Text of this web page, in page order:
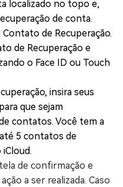
localizado no topo e,
de conta.
de Recuperação.
de Recuperação e
o Face ID ou Touch
insira seus
que sejam
contatos. Você tem a
5 contatos de
de confirmação e
a ser realizada. Caso